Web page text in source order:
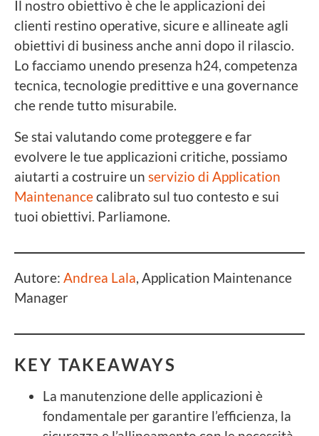
Il nostro obiettivo è che le applicazioni dei
clienti restino operative, sicure e allineate agli
obiettivi di business anche anni dopo il rilascio.
Lo facciamo unendo presenza h24, competenza
tecnica, tecnologie predittive e una governance
che rende tutto misurabile.
Se stai valutando come proteggere e far
evolvere le tue applicazioni critiche, possiamo
aiutarti a costruire un servizio di Application
Maintenancecalibrato sul tuo contesto e sui
tuoi obiettivi. Parliamone.
Autore: Andrea Lala, Application Maintenance
Manager
KEY TAKEAWAYS
La manutenzione delle applicazioni è
fondamentale per garantire l’efficienza, la